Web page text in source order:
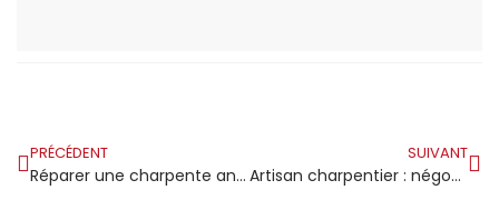
PRÉCÉDENT
Réparer une charpente ancienne sans tout démonter
SUIVANT
Artisan charpentier : négocier sans tirer le travail vers le bas